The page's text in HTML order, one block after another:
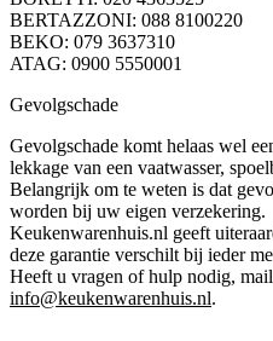
BERTAZZONI: 088 8100220
BEKO: 079 3637310
ATAG: 0900 5550001
Gevolgschade
Gevolgschade komt helaas wel
lekkage van een vaatwasser,
Belangrijk om te weten is dat
worden bij uw eigen verzekering.
Keukenwarenhuis.nl geeft
deze garantie verschilt bij ieder
Heeft u vragen of hulp nodig,
info@keukenwarenhuis.nl.